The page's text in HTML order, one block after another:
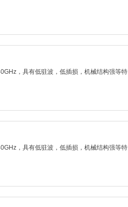
，具有低驻波，低插损，机械结构强等特
，具有低驻波，低插损，机械结构强等特